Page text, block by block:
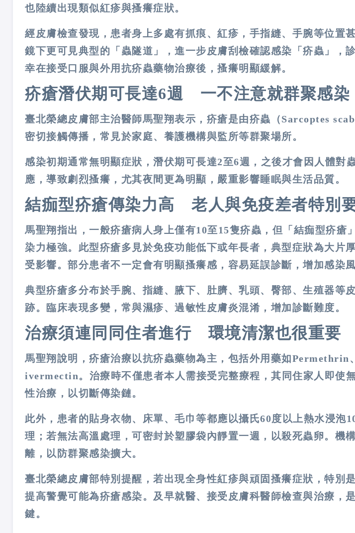
也陸續出現類似紅疹與搔癢症狀。
經皮膚檢查發現，患者身上多處有抓痕、紅疹，手指縫、手腕等位置
鏡下更可見典型的「蟲隧道」，進一步皮膚刮檢確認感染「疥蟲」，
幸在接受口服與外用抗疥蟲藥物治療後，搔癢明顯緩解。
疥瘡潛伏期可長達6週 一不注意就群聚感染
臺北榮總皮膚部主治醫師馬聖翔表示，疥瘡是由疥蟲（Sarcoptes
密切接觸傳播，常見於家庭、養護機構與監所等群聚場所。
感染初期通常無明顯症狀，潛伏期可長達2至6週，之後才會因人體對
應，導致劇烈搔癢，尤其夜間更為明顯，嚴重影響睡眠與生活品質。
結痂型疥瘡傳染力高 老人與免疫差者特別
馬聖翔指出，一般疥瘡病人身上僅有10至15隻疥蟲，但「結痂型疥瘡
染力極強。此型疥瘡多見於免疫功能低下或年長者，典型症狀為大片
受影響。部分患者不一定會有明顯搔癢感，容易延誤診斷，增加感染風
典型疥瘡多分布於手腕、指縫、腋下、肚臍、乳頭、臀部、生殖器等
跡。臨床表現多變，常與濕疹、過敏性皮膚炎混淆，增加診斷難度。
治療須連同同住者進行 環境清潔也很重要
馬聖翔說明，疥瘡治療以抗疥蟲藥物為主，包括外用藥如Permethrin 、
ivermectin。治療時不僅患者本人需接受完整療程，其同住家人即使
性治療，以切斷傳染鏈。
此外，患者的貼身衣物、床單、毛巾等都應以攝氏60度以上熱水浸泡
理；若無法高溫處理，可密封於塑膠袋內靜置一週，以殺死蟲卵。機
離，以防群聚感染擴大。
臺北榮總皮膚部特別提醒，若出現全身性紅疹與頑固搔癢症狀，特別
提高警覺可能為疥瘡感染。及早就醫、接受皮膚科醫師檢查與治療，
鍵。